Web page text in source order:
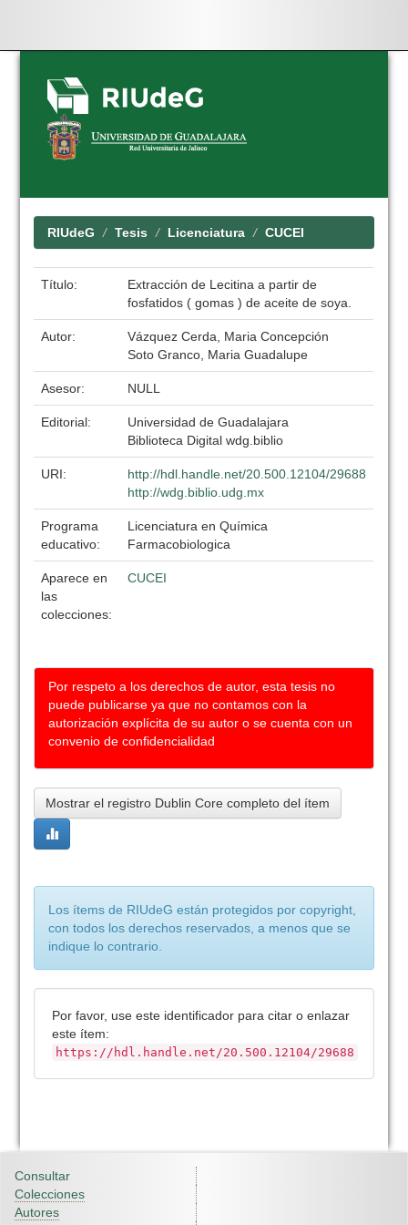
Skip
navigation
RIUdeG Tesis Licenciatura CUCEI
Título:
Extracción de Lecitina a partir de
fosfatidos ( gomas ) de aceite de soya.
Autor:
Vázquez Cerda, Maria Concepción
Soto Granco, Maria Guadalupe
Asesor: NULL
Editorial:
Universidad de Guadalajara
Biblioteca Digital wdg.biblio
URI:
http://hdl.handle.net/20.500.12104/29688
http://wdg.biblio.udg.mx
Programa
educativo:
Licenciatura en Química
Farmacobiologica
Aparece en
las
colecciones:
CUCEI
Por respeto a los derechos de autor, esta tesis no
puede publicarse ya que no contamos con la
autorización explícita de su autor o se cuenta con un
convenio de confidencialidad
Mostrar el registro Dublin Core completo del ítem
Los ítems de RIUdeG están protegidos por copyright,
con todos los derechos reservados, a menos que se
indique lo contrario.
Por favor, use este identificador para citar o enlazar
este ítem:
https://hdl.handle.net/20.500.12104/29688
Consultar
Colecciones
Autores